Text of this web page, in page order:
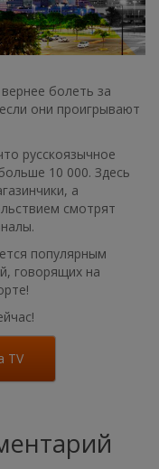
болеть за
они проигрывают
русскоязычное
10 000. Здесь
а
смотрят
популярным
говорящих на
TV